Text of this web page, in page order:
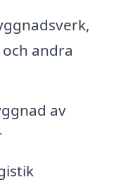
andra
av